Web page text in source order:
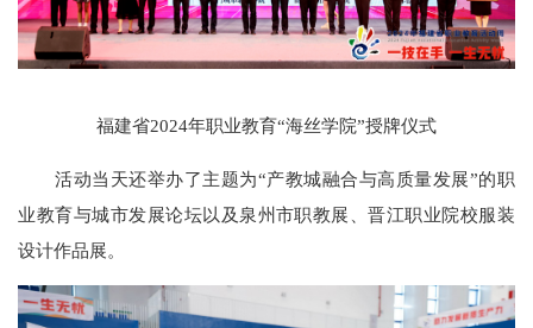
福建省2024年职业教育“海丝学院”授牌仪式
活动当天还举办了主题为“产教城融合与高质量发展”的职
业教育与城市发展论坛以及泉州市职教展、晋江职业院校服装
设计作品展。